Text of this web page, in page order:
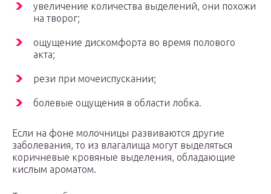
увеличение количества выделений, они похожи
на творог;
ощущение дискомфорта во время полового
акта;
рези при мочеиспускании;
болевые ощущения в области лобка.
Если на фоне молочницы развиваются другие
заболевания, то из влагалища могут выделяться
коричневые кровяные выделения, обладающие
кислым ароматом.